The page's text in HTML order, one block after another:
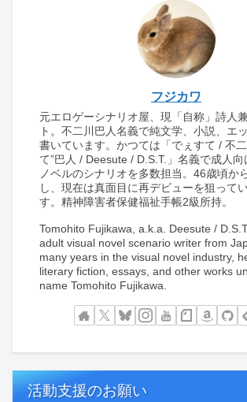
フジカワ
元エロゲーシナリオ屋、現「自称」詩人
ト。不二川巴人名義で純文学、小説、エ
書いています。かつては「でぇすて / 不
て”巴人 / Deesute / D.S.T.」名義で成人
ノベルのシナリオを多数担当。46歳頃か
し、現在は真面目に再デビューを狙って
す。精神障害者保健福祉手帳2級所持。
Tomohito Fujikawa, a.k.a. Deesute /
adult visual novel scenario writer from
many years in the visual novel industry,
literary fiction, essays, and other works
name Tomohito Fujikawa.
活動支援のお願い